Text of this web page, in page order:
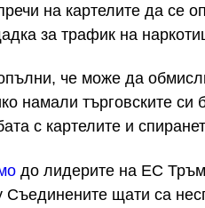
на картелите да се
за трафик на
че може да
намали търговските
с картелите и
до лидерите на ЕС
Съединените щати са